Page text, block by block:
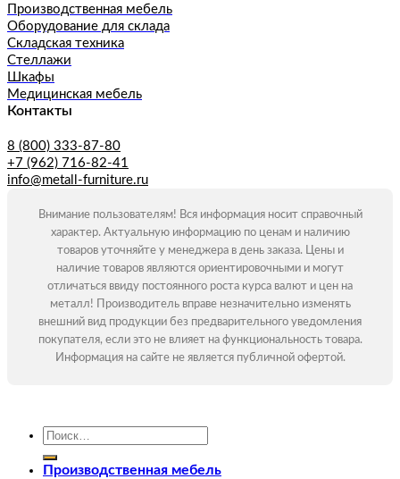
Производственная мебель
Оборудование для склада
Складская техника
Стеллажи
Шкафы
Медицинская мебель
Контакты
8 (800) 333-87-80
+7 (962) 716-82-41
info@metall-furniture.ru
Внимание пользователям! Вся информация носит справочный
характер. Актуальную информацию по ценам и наличию
товаров уточняйте у менеджера в день заказа. Цены и
наличие товаров являются ориентировочными и могут
отличаться ввиду постоянного роста курса валют и цен на
металл! Производитель вправе незначительно изменять
внешний вид продукции без предварительного уведомления
покупателя, если это не влияет на функциональность товара.
Информация на сайте не является публичной офертой.
Искать:
Производственная мебель